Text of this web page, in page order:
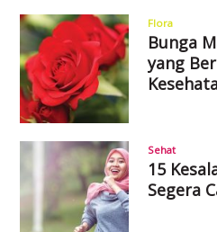
Flora
Bunga
yang
Sehat
15
Segera